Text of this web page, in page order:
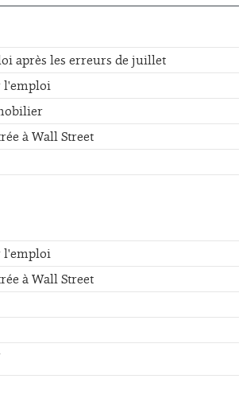
après les erreurs de juillet
l'emploi
à Wall Street
l'emploi
à Wall Street